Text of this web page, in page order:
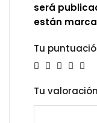
será
están
Tu
Tu valoración